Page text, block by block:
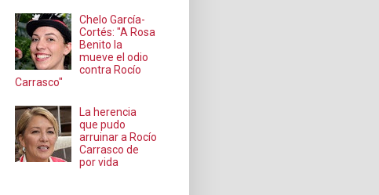
Chelo García-
Cortés: "A Rosa
Benito la
mueve el odio
contra Rocío
Carrasco"
La herencia
que pudo
arruinar a Rocío
Carrasco de
por vida